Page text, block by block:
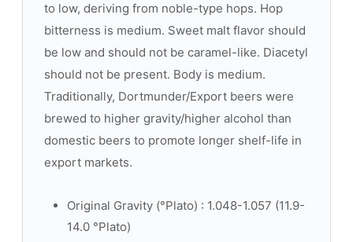
to low, deriving from noble-type hops. Hop
bitterness is medium. Sweet malt flavor should
be low and should not be caramel-like. Diacetyl
should not be present. Body is medium.
Traditionally, Dortmunder/Export beers were
brewed to higher gravity/higher alcohol than
domestic beers to promote longer shelf-life in
export markets.
Original Gravity (°Plato) : 1.048-1.057 (11.9-
14.0 °Plato)